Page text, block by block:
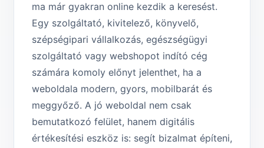
ma már gyakran online kezdik a keresést.
Egy szolgáltató, kivitelező, könyvelő,
szépségipari vállalkozás, egészségügyi
szolgáltató vagy webshopot indító cég
számára komoly előnyt jelenthet, ha a
weboldala modern, gyors, mobilbarát és
meggyőző. A jó weboldal nem csak
bemutatkozó felület, hanem digitális
értékesítési eszköz is: segít bizalmat építeni,